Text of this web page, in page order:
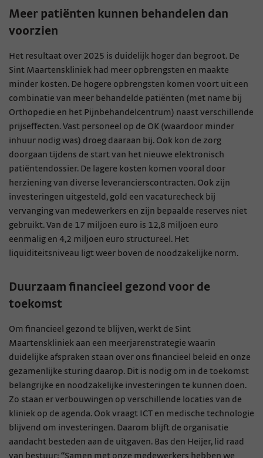
Meer patiënten kunnen behandelen dan
voorzien
Het resultaat over 2025 is duidelijk hoger dan begroot. De
Sint Maartenskliniek had meer opbrengsten en maakte
minder kosten. De hogere opbrengsten komen voort uit een
combinatie van meer behandelde patiënten (met name bij
Orthopedie en het Pijnbehandelcentrum) naast verschillende
prijseffecten. Vast personeel op de OK (waardoor minder
inhuur nodig was) droeg daaraan bij. Ook kon de zorg
doorgaan tijdens de start van het nieuwe elektronisch
patiëntendossier. De lagere kosten komen vooral door
herziening van diverse leverancierscontracten. Ook zijn
investeringen uitgesteld, gold een vacaturecheck bij
vervanging van medewerkers en zijn bepaalde reserves niet
gebruikt. Van de 17 miljoen euro is 12,8 miljoen euro
eenmalig en 4,2 miljoen euro structureel. Het
liquiditeitsniveau ligt weer boven de noodzakelijke norm.
Duurzaam financieel gezond voor de
toekomst
Om financieel gezond te blijven, werkt de Sint
Maartenskliniek aan een meerjarenstrategie waarin
duidelijke afspraken staan over ons financieel beleid en onze
gezamenlijke sturing daarop. Dit is nodig om in de toekomst
belangrijke en noodzakelijke investeringen te kunnen doen.
Zo staan er verbouwingen op verschillende locaties van de
kliniek op de agenda. Ook vraagt ICT en medische technologie
blijvend om investeringen. Daarom blijft de organisatie
aandacht besteden aan de uitgaven. Bas den Heijer, lid raad
van bestuur: “Samen met onze medewerkers hebben we